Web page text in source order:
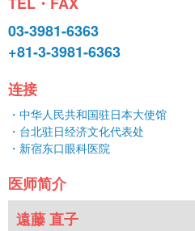
03-3981-6363
+81-3-3981-6363
连接
・中华人民共和国驻日本大使馆
・台北驻日经济文化代表处
・新宿东口眼科医院
医师简介
遠藤 直子